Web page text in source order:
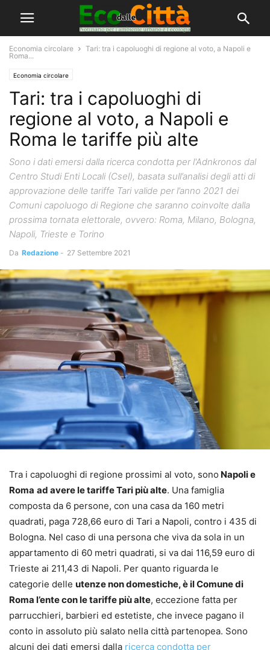
Economia circolare
Tari: tra i capoluoghi di regione al voto, a Napoli e
Roma...
Economia circolare
Tari: tra i capoluoghi di
regione al voto, a Napoli e
Roma le tariffe più alte
Sono i dati emersi dalla ricerca condotta per l'Adnkronos dal
Centro Studi Enti Locali (Csel), basata sull’analisi degli atti di
approvazione delle tariffe Tari valide per l’anno 2021 dei
Comuni capoluogo di Regione che saranno coinvolte dalla
prossima tornata elettorale, ovvero: Roma, Milano, Bologna,
Napoli, Trieste e Torino
Da Redazione - 27 Settembre 2021
Tra i capoluoghi di regione prossimi al voto, sono Napoli e
Roma ad avere le tariffe Tari più alte. Una famiglia
composta da 6 persone, con una casa da 160 metri
quadrati, paga 728,66 euro di Tari a Napoli, contro i 435 di
Bologna. Nel caso di una persona che viva da sola in un
appartamento di 60 metri quadrati, si va dai 116,59 euro di
Trieste ai 211,43 di Napoli. Per quanto riguarda le
categorie delle utenze non domestiche, è il Comune di
Roma l’ente con le tariffe più alte, eccezione fatta per
parrucchieri, barbieri ed estetiste, che invece pagano il
conto in assoluto più salato nella città partenopea. Sono
alcuni dei dati emersi dalla ricerca condotta per